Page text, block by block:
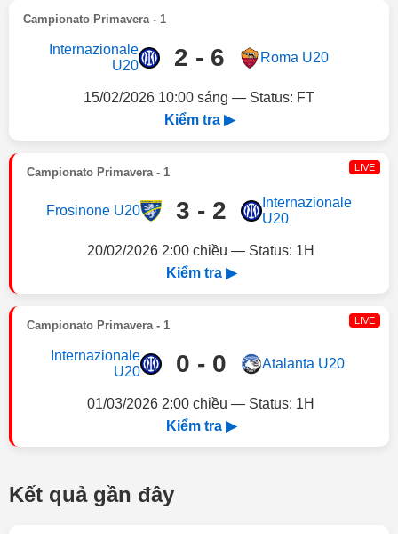
Campionato Primavera - 1
Internazionale
U20
2 - 6 Roma U20
15/02/2026 10:00 sáng — Status: FT
Kiểm tra ▶
Campionato Primavera - 1 LIVE
Frosinone U20 3 - 2
Internazionale
U20
20/02/2026 2:00 chiều — Status: 1H
Kiểm tra ▶
Campionato Primavera - 1 LIVE
Internazionale
U20
0 - 0 Atalanta U20
01/03/2026 2:00 chiều — Status: 1H
Kiểm tra ▶
Kết quả gần đây